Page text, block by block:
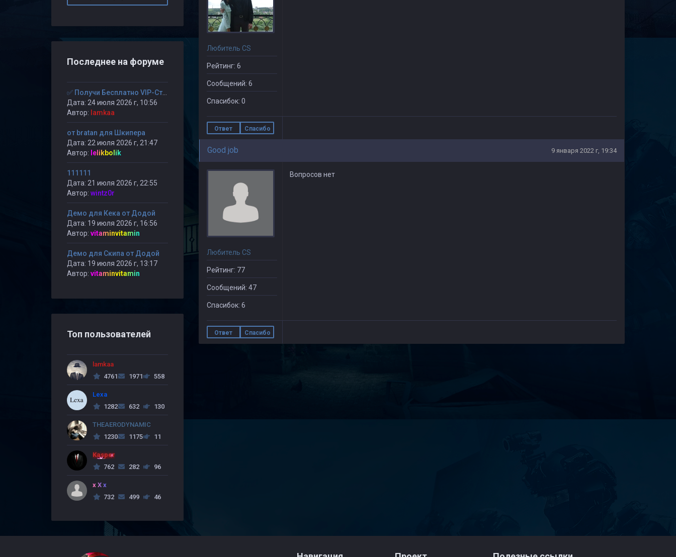
Любитель CS
Рейтинг: 6
Сообщений: 6
Спасибок: 0
Ответ Спасибо
Good job 9 января 2022 г, 19:34
Любитель CS
Рейтинг: 77
Сообщений: 47
Спасибок: 6
Вопросов нет
Ответ Спасибо
Последнее на форуме
Дата: 24 июля 2026 г, 10:56
Автор: lamkaa
от bratan для Шкипера
Дата: 22 июля 2026 г, 21:47
Автор: lelikbolik
111111
Дата: 21 июля 2026 г, 22:55
Автор: wintz0r
Демо для Кека от Додой
Дата: 19 июля 2026 г, 16:56
Автор: vitaminvitamin
Демо для Скипа от Додой
Дата: 19 июля 2026 г, 13:17
Автор: vitaminvitamin
Топ пользователей
lamkaa
4761
1971 558
Lexa
1282
632 130
THEAERODYNAMIC
1230
1175 11
Kasper
762
282 96
x X x
732
499 46